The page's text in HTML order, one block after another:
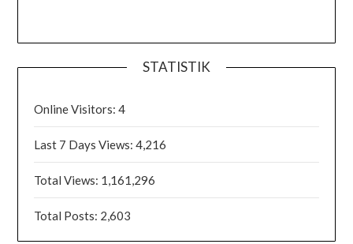
STATISTIK
Online Visitors:4
Last 7 Days Views:4,216
Total Views: 1,161,296
Total Posts: 2,603